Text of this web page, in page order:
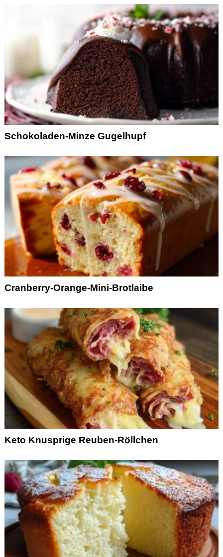
Schokoladen-Minze Gugelhupf
Cranberry-Orange-Mini-Brotlaibe
Keto Knusprige Reuben-Röllchen